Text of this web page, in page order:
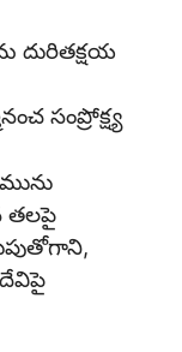
దురితక్షయ
సంప్రోక్ష్య
తలపై